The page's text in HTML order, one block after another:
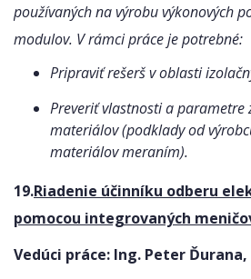
používaných na výrobu výkonových
modulov. V rámci práce je potrebné:
Pripraviť rešerš v oblasti
Preveriť vlastnosti a parametre
materiálov (podklady od
materiálov meraním).
19.Riadenie účinníku odberu
pomocou integrovaných
Vedúci práce: Ing. Peter Ďurana,